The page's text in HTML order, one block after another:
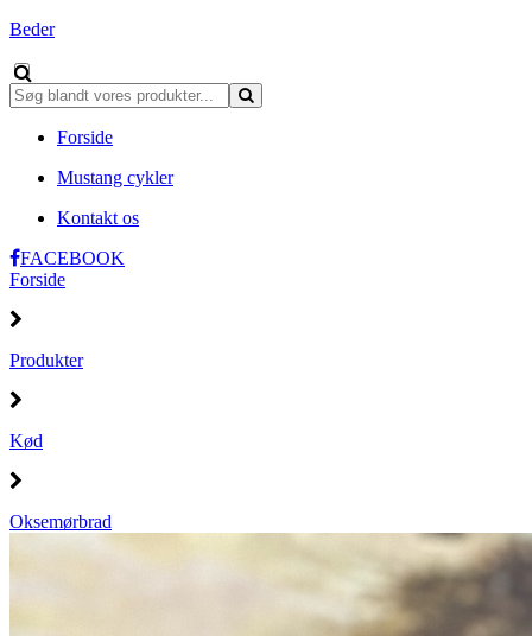
Beder
Forside
Mustang cykler
Kontakt os
FACEBOOK
Forside
Produkter
Kød
Oksemørbrad